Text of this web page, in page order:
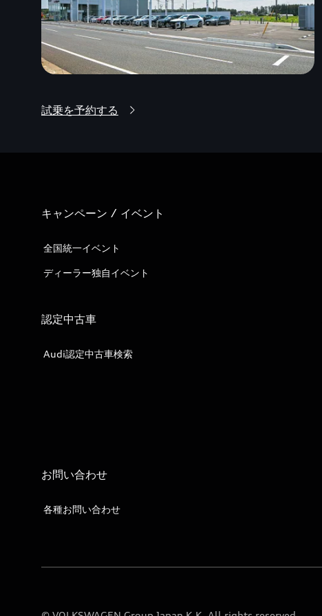
試乗を予約する
キャンペーン / イベント
全国統一イベント
ディーラー独自イベント
認定中古車
Audi認定中古車検索
お問い合わせ
各種お問い合わせ